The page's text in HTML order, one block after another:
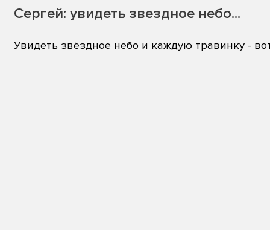
Сергей: увидеть звездное небо...
Увидеть звёздное небо и каждую травинку -